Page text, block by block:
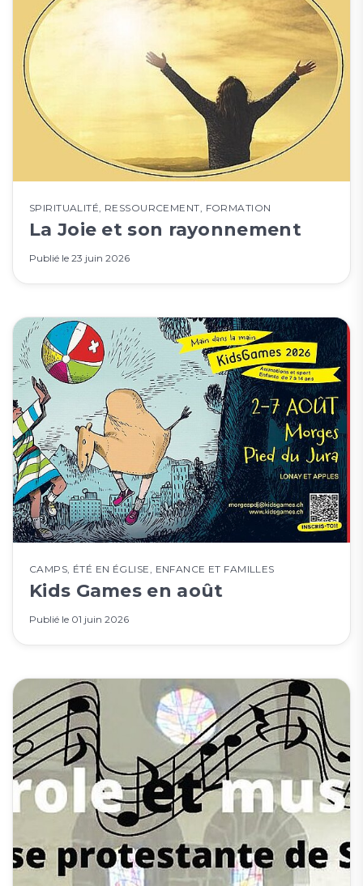
SPIRITUALITÉ, RESSOURCEMENT, FORMATION
La Joie et son rayonnement
Publié le 23 juin 2026
CAMPS, ÉTÉ EN ÉGLISE, ENFANCE ET FAMILLES
Kids Games en août
Publié le 01 juin 2026